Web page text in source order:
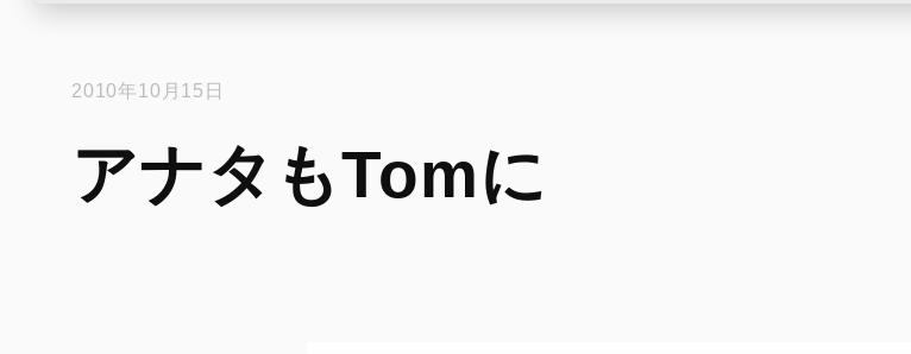
2010年10月15日
アナタもTomに